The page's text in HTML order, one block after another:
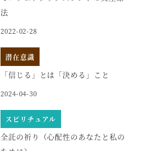
法
2022-02-28
潜在意識
「信じる」とは「決める」こと
2024-04-30
スピリチュアル
全託の祈り（心配性のあなたと私の